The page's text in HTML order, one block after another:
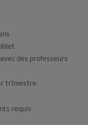
des professeurs
trimestre.
requis